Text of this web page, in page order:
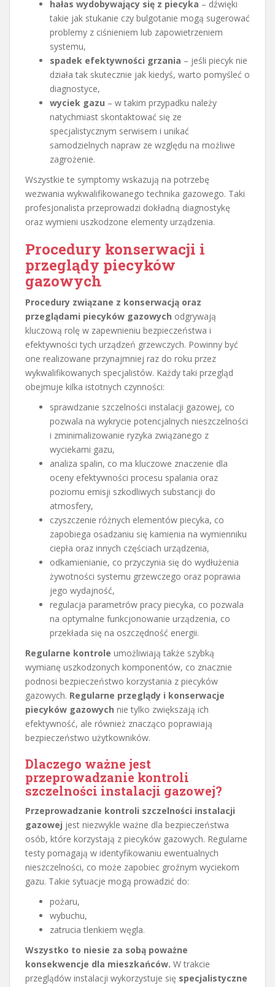
hałas wydobywający się z piecyka – dźwięki
takie jak stukanie czy bulgotanie mogą sugerować
problemy z ciśnieniem lub zapowietrzeniem
systemu,
spadek efektywności grzania – jeśli piecyk nie
działa tak skutecznie jak kiedyś, warto pomyśleć o
diagnostyce,
wyciek gazu – w takim przypadku należy
natychmiast skontaktować się ze
specjalistycznym serwisem i unikać
samodzielnych napraw ze względu na możliwe
zagrożenie.
Wszystkie te symptomy wskazują na potrzebę
wezwania wykwalifikowanego technika gazowego. Taki
profesjonalista przeprowadzi dokładną diagnostykę
oraz wymieni uszkodzone elementy urządzenia.
Procedury konserwacji i
przeglądy piecyków
gazowych
Procedury związane z konserwacją oraz
przeglądami piecyków gazowych odgrywają
kluczową rolę w zapewnieniu bezpieczeństwa i
efektywności tych urządzeń grzewczych. Powinny być
one realizowane przynajmniej raz do roku przez
wykwalifikowanych specjalistów. Każdy taki przegląd
obejmuje kilka istotnych czynności:
sprawdzanie szczelności instalacji gazowej, co
pozwala na wykrycie potencjalnych nieszczelności
i zminimalizowanie ryzyka związanego z
wyciekami gazu,
analiza spalin, co ma kluczowe znaczenie dla
oceny efektywności procesu spalania oraz
poziomu emisji szkodliwych substancji do
atmosfery,
czyszczenie różnych elementów piecyka, co
zapobiega osadzaniu się kamienia na wymienniku
ciepła oraz innych częściach urządzenia,
odkamienianie, co przyczynia się do wydłużenia
żywotności systemu grzewczego oraz poprawia
jego wydajność,
regulacja parametrów pracy piecyka, co pozwala
na optymalne funkcjonowanie urządzenia, co
przekłada się na oszczędność energii.
Regularne kontrole umożliwiają także szybką
wymianę uszkodzonych komponentów, co znacznie
podnosi bezpieczeństwo korzystania z piecyków
gazowych. Regularne przeglądy i konserwacje
piecyków gazowych nie tylko zwiększają ich
efektywność, ale również znacząco poprawiają
bezpieczeństwo użytkowników.
Dlaczego ważne jest
przeprowadzanie kontroli
szczelności instalacji gazowej?
Przeprowadzanie kontroli szczelności instalacji
gazowej jest niezwykle ważne dla bezpieczeństwa
osób, które korzystają z piecyków gazowych. Regularne
testy pomagają w identyfikowaniu ewentualnych
nieszczelności, co może zapobiec groźnym wyciekom
gazu. Takie sytuacje mogą prowadzić do:
pożaru,
wybuchu,
zatrucia tlenkiem węgla.
Wszystko to niesie za sobą poważne
konsekwencje dla mieszkańców. W trakcie
przeglądów instalacji wykorzystuje się specjalistyczne